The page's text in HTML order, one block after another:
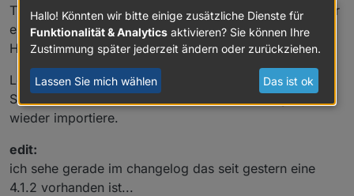
Trigger ein 2tes Objekt hinzufügt und es danach wieder
entfernen will bleibt es als unlöschbarer shadowim
Hintergrund.
Löschen kann ich es dann nur, wenn ich im Export den
Shadow Teil unten löschen und meinen Blockly Code
wieder importiere.
edit:
ich sehe gerade im changelog das seit gestern eine
4.1.2 vorhanden ist...
Hallo! Könnten wir bitte einige zusätzliche Dienste für
Funktionalität & Analytics aktivieren? Sie können Ihre
Zustimmung später jederzeit ändern oder zurückziehen.
Lassen Sie mich wählen Das ist ok